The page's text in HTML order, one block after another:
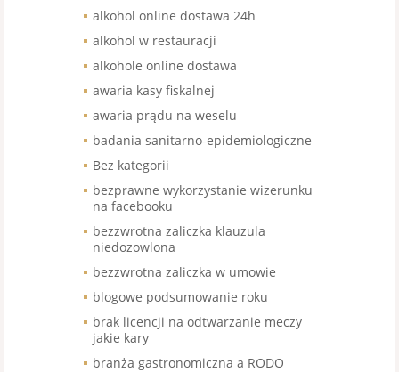
alkohol online dostawa 24h
alkohol w restauracji
alkohole online dostawa
awaria kasy fiskalnej
awaria prądu na weselu
badania sanitarno-epidemiologiczne
Bez kategorii
bezprawne wykorzystanie wizerunku
na facebooku
bezzwrotna zaliczka klauzula
niedozowlona
bezzwrotna zaliczka w umowie
blogowe podsumowanie roku
brak licencji na odtwarzanie meczy
jakie kary
branża gastronomiczna a RODO